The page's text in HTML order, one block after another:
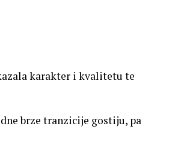
karakter i kvalitetu te
brze tranzicije gostiju, pa